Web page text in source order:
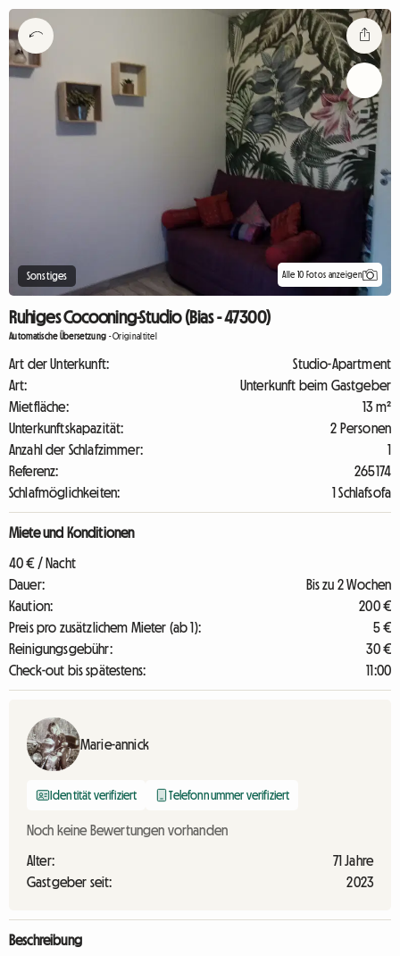
Sonstiges Alle 10 Fotos anzeigen
Ruhiges Cocooning-Studio (Bias - 47300)
Automatische Übersetzung -Originaltitel
Art der Unterkunft:
Studio-Apartment
Art:
Unterkunft beim Gastgeber
Mietfläche:
13 m²
Unterkunftskapazität:
2 Personen
Anzahl der Schlafzimmer:
1
Referenz:
265174
Schlafmöglichkeiten:
1 Schlafsofa
Miete und Konditionen
40 € / Nacht
Dauer:
Bis zu 2 Wochen
Kaution:
200 €
Preis pro zusätzlichem Mieter (ab 1):
5 €
Reinigungsgebühr:
30 €
Check-out bis spätestens:
11:00
Marie-annick
Identität verifiziert Telefonnummer verifiziert
Noch keine Bewertungen vorhanden
Alter:
71 Jahre
Gastgeber seit:
2023
Beschreibung